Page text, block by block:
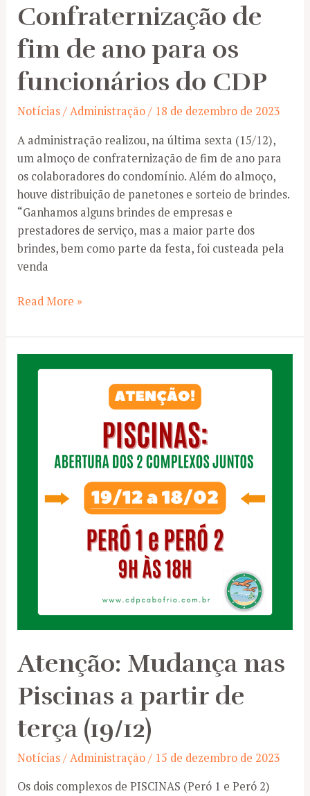
Confraternização de
fim de ano para os
funcionários do CDP
Notícias/Administração/ 18 de dezembro de 2023
A administração realizou, na última sexta (15/12),
um almoço de confraternização de fim de ano para
os colaboradores do condomínio. Além do almoço,
houve distribuição de panetones e sorteio de brindes.
“Ganhamos alguns brindes de empresas e
prestadores de serviço, mas a maior parte dos
brindes, bem como parte da festa, foi custeada pela
venda
Confraternização
fim
de
Read More »
Atenção: Mudança nas
Piscinas a partir de
terça (19/12)
Notícias/Administração/ 15 de dezembro de 2023
Os dois complexos de PISCINAS (Peró 1 e Peró 2)